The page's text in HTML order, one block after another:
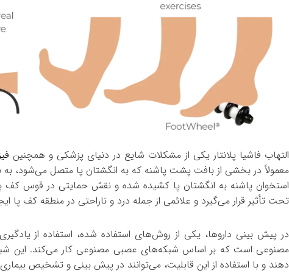
التهاب فاشیا پلانتار یکی از مشکلات شایع در دنیای پزشکی و همچنین
معمولاً در بخشی از بافت پشت پاشنه که به انگشتان پا متصل می‌شود، به
استخوان پاشنه به انگشتان پا کشیده شده و نقش حمایتی در قوس کف پا
تحت تأثیر قرار می‌گیرد و علائمی از جمله درد و ناراحتی در منطقه کف پا
مصنوعی است که بر اساس شبکه‌های عصبی مصنوعی کار می‌کند. این
دهند و با استفاده از این قابلیت، می‌توانند در پیش بینی و تشخیص